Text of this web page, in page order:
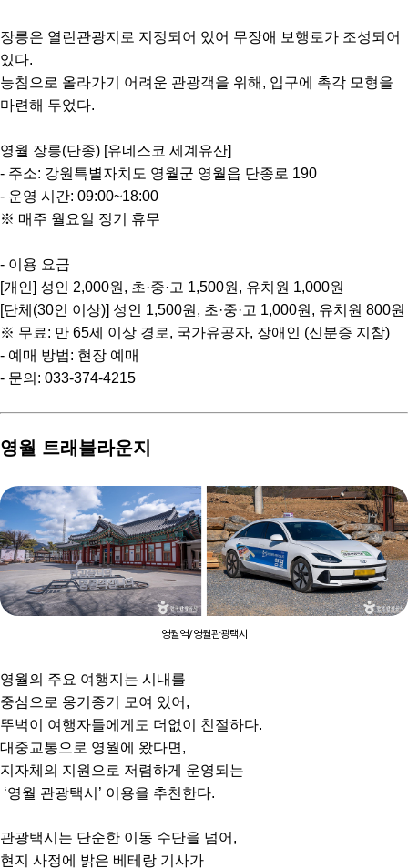
장릉은 열린관광지로 지정되어 있어 무장애 보행로가 조성되어
있다.
능침으로 올라가기 어려운 관광객을 위해, 입구에 촉각 모형을
마련해 두었다.
영월 장릉(단종) [유네스코 세계유산]
- 주소: 강원특별자치도 영월군 영월읍 단종로 190
- 운영 시간: 09:00~18:00
※ 매주 월요일 정기 휴무
- 이용 요금
[개인] 성인 2,000원, 초·중·고 1,500원, 유치원 1,000원
[단체(30인 이상)] 성인 1,500원, 초·중·고 1,000원, 유치원 800원
※ 무료: 만 65세 이상 경로, 국가유공자, 장애인 (신분증 지참)
- 예매 방법: 현장 예매
- 문의: 033-374-4215
영월 트래블라운지
영월역/영월관광택시
영월의 주요 여행지는 시내를
중심으로 옹기종기 모여 있어,
뚜벅이 여행자들에게도 더없이 친절하다.
대중교통으로 영월에 왔다면,
지자체의 지원으로 저렴하게 운영되는
‘영월 관광택시’ 이용을 추천한다.
관광택시는 단순한 이동 수단을 넘어,
현지 사정에 밝은 베테랑 기사가